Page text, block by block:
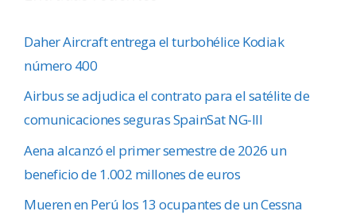
Daher Aircraft entrega el turbohélice Kodiak
número 400
Airbus se adjudica el contrato para el satélite de
comunicaciones seguras SpainSat NG-III
Aena alcanzó el primer semestre de 2026 un
beneficio de 1.002 millones de euros
Mueren en Perú los 13 ocupantes de un Cessna